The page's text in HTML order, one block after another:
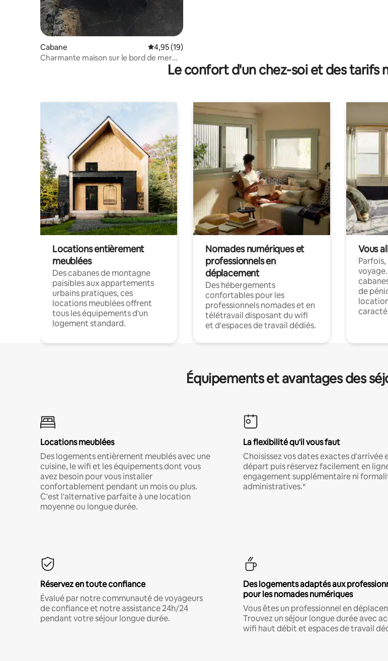
Cabane Évaluation moyenne sur la base de 19 commentaires : 4,95 sur 5
4,95 (19)
Charmante maison sur le bord de mer
avec des bateaux, des hôtes possiblesLe confort d'un chez-soi et des tarifs
Locations entièrement
meublées
Des cabanes de montagne
paisibles aux appartements
urbains pratiques, ces
locations meublées offrent
tous les équipements d'un
logement standard.
Nomades numériques et
professionnels en
déplacement
Des hébergements
confortables pour les
professionnels nomades et en
télétravail disposant du wifi
et d'espaces de travail dédiés.
Vous
de
Équipements et avantages des
Locations meublées
Des logements entièrement meublés avec une
cuisine, le wifi et les équipements dont vous
avez besoin pour vous installer
confortablement pendant un mois ou plus.
C'est l'alternative parfaite à une location
moyenne ou longue durée.
La flexibilité qu'il vous faut
Choisissez vos dates exactes d'arrivée
départ puis réservez facilement en
engagement supplémentaire ni
administratives.*
Réservez en toute confiance
Évalué par notre communauté de voyageurs
de confiance et notre assistance 24h/24
pendant votre séjour longue durée.
Des logements adaptés aux
pour les nomades numériques
Vous êtes un professionnel en
Trouvez un séjour longue durée avec
wifi haut débit et espaces de travail